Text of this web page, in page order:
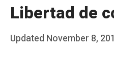
Libertad de
Posted
Updated November 8,
b